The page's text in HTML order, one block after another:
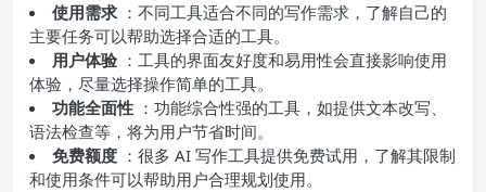
使用需求 ：不同工具适合不同的写作需求，了解自己的
主要任务可以帮助选择合适的工具。
用户体验 ：工具的界面友好度和易用性会直接影响使用
体验，尽量选择操作简单的工具。
功能全面性 ：功能综合性强的工具，如提供文本改写、
语法检查等，将为用户节省时间。
免费额度 ：很多 AI 写作工具提供免费试用，了解其限制
和使用条件可以帮助用户合理规划使用。